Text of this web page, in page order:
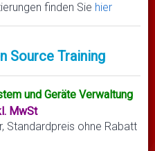
finden Sie hier
Source Training
und Geräte Verwaltung
MwSt
Standardpreis ohne Rabatt